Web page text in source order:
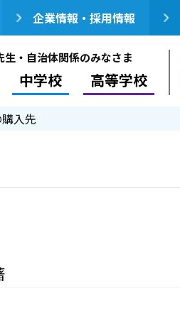
企業情報・採用情報
生・自治体関係のみなさま
中学校 高等学校
入先